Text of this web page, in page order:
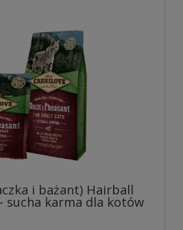
i bażant) Hairball
sucha karma dla kotów